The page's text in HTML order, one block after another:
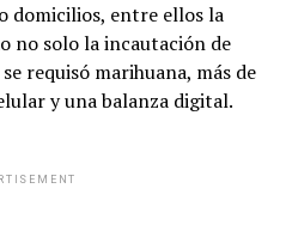
domicilios, entre ellos la
no solo la incautación de
requisó marihuana, más de
y una balanza digital.